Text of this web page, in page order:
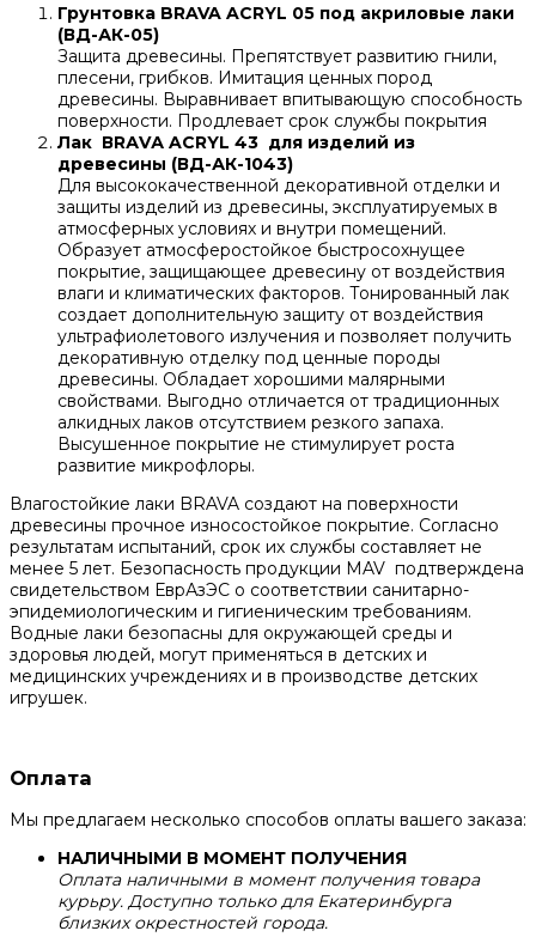
Грунтовка BRAVA ACRYL 05 под акриловые лаки
(ВД-АК-05)
Защита древесины. Препятствует развитию гнили,
плесени, грибков. Имитация ценных пород
древесины. Выравнивает впитывающую способность
поверхности. Продлевает срок службы покрытия
Лак ВRАVА ACRYL 43 для изделий из
древесины (ВД-АК-1043)
Для высококачественной декоративной отделки и
защиты изделий из древесины, эксплуатируемых в
атмосферных условиях и внутри помещений.
Образует атмосферостойкое быстросохнущее
покрытие, защищающее древесину от воздействия
влаги и климатических факторов. Тонированный лак
создает дополнительную защиту от воздействия
ультрафиолетового излучения и позволяет получить
декоративную отделку под ценные породы
древесины. Обладает хорошими малярными
свойствами. Выгодно отличается от традиционных
алкидных лаков отсутствием резкого запаха.
Высушенное покрытие не стимулирует роста
развитие микрофлоры.
Влагостойкие лаки BRAVA создают на поверхности
древесины прочное износостойкое покрытие. Согласно
результатам испытаний, срок их службы составляет не
менее 5 лет. Безопасность продукции MAV подтверждена
свидетельством ЕврАзЭС о соответствии санитарно-
эпидемиологическим и гигиеническим требованиям.
Водные лаки безопасны для окружающей среды и
здоровья людей, могут применяться в детских и
медицинских учреждениях и в производстве детских
игрушек.
Оплата
Мы предлагаем несколько способов оплаты вашего заказа:
НАЛИЧНЫМИ В МОМЕНТ ПОЛУЧЕНИЯ
Оплата наличными в момент получения товара
курьру. Доступно только для Екатеринбурга
близких окрестностей города.